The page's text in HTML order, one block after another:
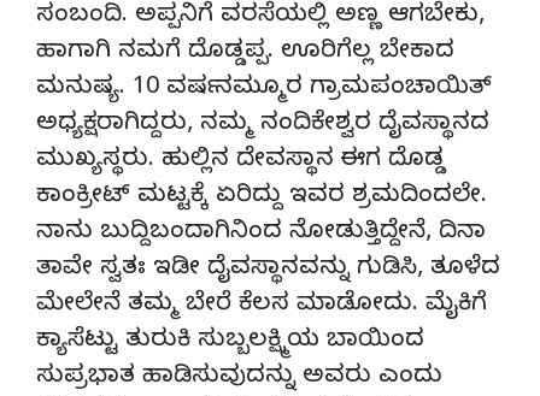
ಸಂಬಂದಿ. ಅಪ್ಪನಿಗೆ ವರಸೆಯಲ್ಲಿ ಅಣ್ಣ ಆಗಬೇಕು,
ಹಾಗಾಗಿ ನಮಗೆ ದೊಡ್ಡಪ್ಪ. ಊರಿಗೆಲ್ಲ ಬೇಕಾದ
ಮನುಷ್ಯ. 10 ವರ್ಷ ನಮ್ಮೂರ ಗ್ರಾಮಪಂಚಾಯಿತ್
ಅಧ್ಯಕ್ಷರಾಗಿದ್ದರು, ನಮ್ಮ ನಂದಿಕೇಶ್ವರ ದೈವಸ್ಥಾನದ
ಮುಖ್ಯಸ್ಥರು. ಹುಲ್ಲಿನ ದೇವಸ್ಥಾನ ಈಗ ದೊಡ್ಡ
ಕಾಂಕ್ರೀಟ್ ಮಟ್ಟಕ್ಕೆ ಏರಿದ್ದು ಇವರ ಶ್ರಮದಿಂದಲೇ.
ನಾನು ಬುದ್ದಿಬಂದಾಗಿನಿಂದ ನೋಡುತ್ತಿದ್ದೇನೆ, ದಿನಾ
ತಾವೇ ಸ್ವತಃ ಇಡೀ ದೈವಸ್ಥಾನವನ್ನು ಗುಡಿಸಿ, ತೂಳೆದ
ಮೇಲೇನೆ ತಮ್ಮ ಬೇರೆ ಕೆಲಸ ಮಾಡೋದು. ಮೈಕಿಗೆ
ಕ್ಯಾಸೆಟ್ಟು ತುರುಕಿ ಸುಬ್ಬಲಕ್ಷ್ಮಿಯ ಬಾಯಿಂದ
ಸುಪ್ರಭಾತ ಹಾಡಿಸುವುದನ್ನು ಅವರು ಎಂದು